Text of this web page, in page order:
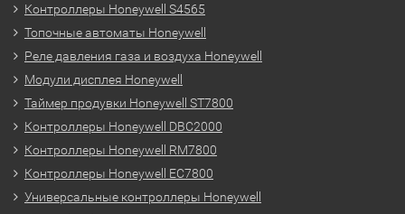
Контроллеры Honeywell S4565
Топочные автоматы Honeywell
Реле давления газа и воздуха Honeywell
Модули дисплея Honeywell
Таймер продувки Honeywell ST7800
Контроллеры Honeywell DBC2000
Контроллеры Honeywell RM7800
Контроллеры Honeywell EC7800
Универсальные контроллеры Honeywell